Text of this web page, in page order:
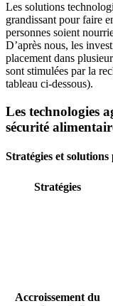
Les solutions
grandissant pour faire
personnes soient
D’après nous, les
placement dans
sont stimulées par la
tableau ci-dessous).
Les technologies
sécurité
Stratégies et
Stratégies
Accroissement du